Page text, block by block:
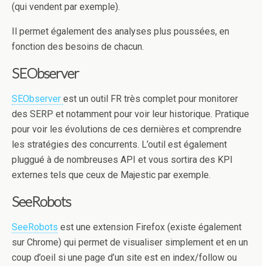
(qui vendent par exemple).
Il permet également des analyses plus poussées, en
fonction des besoins de chacun.
SEObserver
SEObserver est un outil FR très complet pour monitorer
des SERP et notamment pour voir leur historique. Pratique
pour voir les évolutions de ces dernières et comprendre
les stratégies des concurrents. L’outil est également
pluggué à de nombreuses API et vous sortira des KPI
externes tels que ceux de Majestic par exemple.
SeeRobots
SeeRobots est une extension Firefox (existe également
sur Chrome) qui permet de visualiser simplement et en un
coup d’oeil si une page d’un site est en index/follow ou